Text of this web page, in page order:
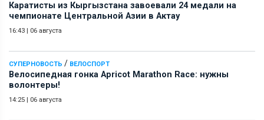
Каратисты из Кыргызстана завоевали 24 медали на
чемпионате Центральной Азии в Актау
16:43 06 августа
СУПЕРНОВОСТЬ / ВЕЛОСПОРТ
Велосипедная гонка Apricot Marathon Race: нужны
волонтеры!
14:25 06 августа